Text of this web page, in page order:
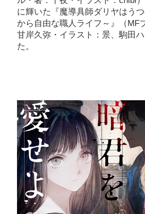
に輝いた『魔導具師ダリヤはう
から自由な職人ライフ～』（MF
甘岸久弥・イラスト：景、駒田
た。